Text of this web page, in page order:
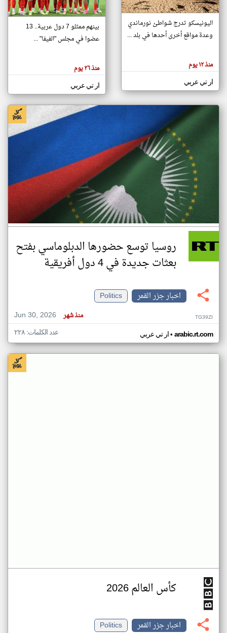
تغيير الدولة
اخبار جزر القمر على مدار الساعة
أهم اخبار جزر القمر العاجلة والمباشرة
هنا عن
وجهة
كاتبيها.
اليونيسكو تدرج شواطئ نورماندي
وعدة مواقع أخرى أحدها في بلد ...
منذ ١٢ يوم
ار تي عربي
بينهم ممثلو 7 دول عربية.. 13
عضوا في مجلس "الفيفا" ...
منذ ٢٦ يوم
ار تي عربي
روسيا توسع حضورها الدبلوماسي بفتح
بعثات جديدة في 4 دول أفريقية
اخبار جزر القمر
Politics
Jun 30, 2026
منذ شهر TG39ZI
ار تي عربي• arabic.rt.com عدد الكلمات: ٢٢٨
كأس العالم 2026
اخبار جزر القمر
Politics
klyoum.com